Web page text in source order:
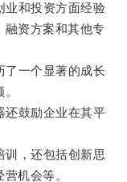
和投资方面经验
融资方案和其他专
一个显著的成长
鼓励企业在其平
，还包括创新思
机会等。